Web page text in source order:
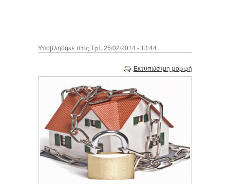
Υποβλήθηκε στις Τρί, 25/02/2014 - 13:44.
Εκτυπώσιμη μορφή